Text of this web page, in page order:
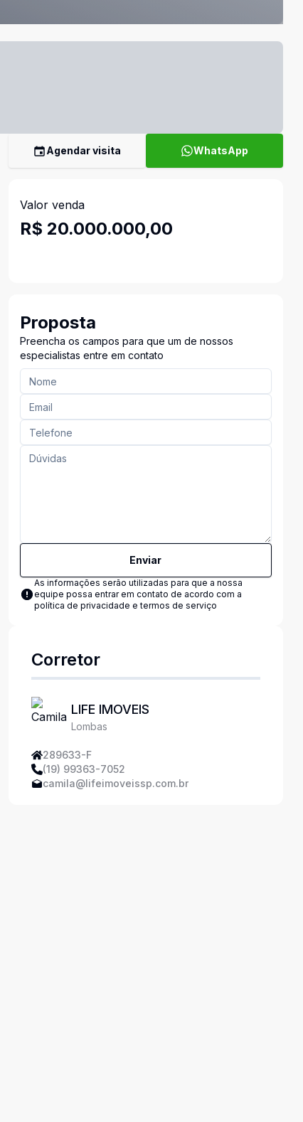
Agendar visita WhatsApp
Valor venda
R$ 20.000.000,00
Proposta
Preencha os campos para que um de nossos
especialistas entre em contato
Enviar
As informações serão utilizadas para que a nossa
equipe possa entrar em contato de acordo com a
política de privacidade e termos de serviço
Corretor
LIFE IMOVEIS
Lombas
289633-F
(19) 99363-7052
camila@lifeimoveissp.com.br